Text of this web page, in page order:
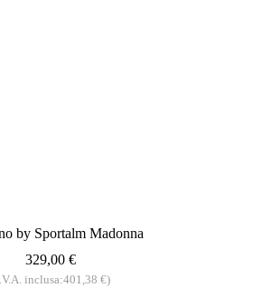
by Sportalm Madonna
329,00 €
inclusa:401,38 €)